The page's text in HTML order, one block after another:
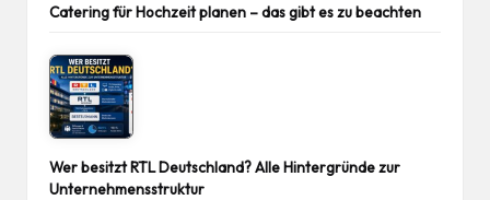
Catering für Hochzeit planen – das gibt es zu beachten
Wer besitzt RTL Deutschland? Alle Hintergründe zur
Unternehmensstruktur